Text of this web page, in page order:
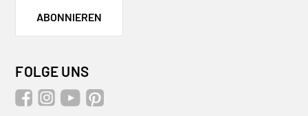
ABONNIEREN
FOLGE UNS